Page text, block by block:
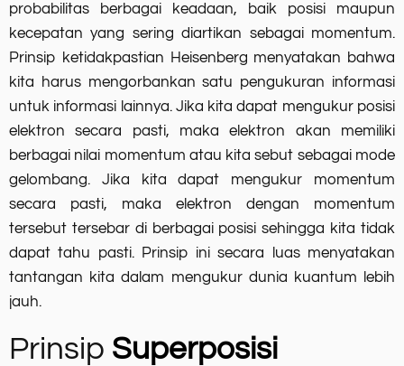
probabilitas berbagai keadaan, baik posisi maupun
kecepatan yang sering diartikan sebagai momentum.
Prinsip ketidakpastian Heisenberg menyatakan bahwa
kita harus mengorbankan satu pengukuran informasi
untuk informasi lainnya. Jika kita dapat mengukur posisi
elektron secara pasti, maka elektron akan memiliki
berbagai nilai momentum atau kita sebut sebagai mode
gelombang. Jika kita dapat mengukur momentum
secara pasti, maka elektron dengan momentum
tersebut tersebar di berbagai posisi sehingga kita tidak
dapat tahu pasti. Prinsip ini secara luas menyatakan
tantangan kita dalam mengukur dunia kuantum lebih
jauh.
Prinsip Superposisi